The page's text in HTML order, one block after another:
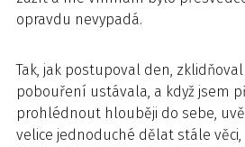
opravdu nevypadá.
Tak, jak postupoval den,
pobouření ustávala, a když jsem
prohlédnout hlouběji do sebe,
velice jednoduché dělat stále